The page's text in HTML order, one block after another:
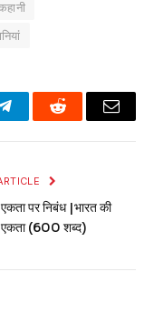
TelegramReddit Email
एकता पर निबंध |भारत की
एकता (600 शब्द)